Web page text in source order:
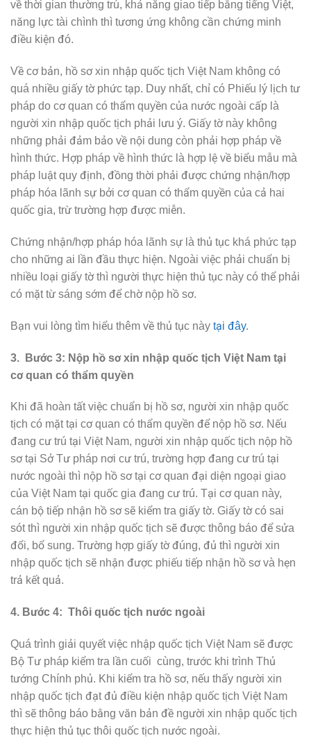
về thời gian thường trú, khả năng giao tiếp bằng tiếng Việt,
năng lực tài chình thì tương ứng không cần chứng minh
điều kiện đó.
Về cơ bản, hồ sơ xin nhập quốc tịch Việt Nam không có
quá nhiều giấy tờ phức tạp. Duy nhất, chỉ có Phiếu lý lịch tư
pháp do cơ quan có thẩm quyền của nước ngoài cấp là
người xin nhập quốc tịch phải lưu ý. Giấy tờ này không
những phải đảm bảo về nội dung còn phải hợp pháp về
hình thức. Hợp pháp về hình thức là hợp lệ về biểu mẫu mà
pháp luật quy định, đồng thời phải được chứng nhận/hợp
pháp hóa lãnh sự bởi cơ quan có thẩm quyền của cả hai
quốc gia, trừ trường hợp được miễn.
Chứng nhận/hợp pháp hóa lãnh sự là thủ tục khá phức tạp
cho những ai lần đầu thực hiện. Ngoài việc phải chuẩn bị
nhiều loại giấy tờ thì người thực hiện thủ tục này có thể phải
có mặt từ sáng sớm để chờ nộp hồ sơ.
Bạn vui lòng tìm hiểu thêm về thủ tục này tại đây.
3. Bước 3: Nộp hồ sơ xin nhập quốc tịch Việt Nam tại
cơ quan có thẩm quyền
Khi đã hoàn tất việc chuẩn bị hồ sơ, người xin nhập quốc
tịch có mặt tại cơ quan có thẩm quyền để nộp hồ sơ. Nếu
đang cư trú tại Việt Nam, người xin nhập quốc tịch nộp hồ
sơ tại Sở Tư pháp nơi cư trú, trường hợp đang cư trú tại
nước ngoài thì nộp hồ sơ tại cơ quan đại diện ngoại giao
của Việt Nam tại quốc gia đang cư trú. Tại cơ quan này,
cán bộ tiếp nhận hồ sơ sẽ kiểm tra giấy tờ. Giấy tờ có sai
sót thì người xin nhập quốc tịch sẽ được thông báo để sửa
đổi, bổ sung. Trường hợp giấy tờ đúng, đủ thì người xin
nhập quốc tịch sẽ nhận được phiếu tiếp nhận hồ sơ và hẹn
trả kết quả.
4. Bước 4: Thôi quốc tịch nước ngoài
Quá trình giải quyết việc nhập quốc tịch Việt Nam sẽ được
Bộ Tư pháp kiểm tra lần cuối cùng, trước khi trình Thủ
tướng Chính phủ. Khi kiểm tra hồ sơ, nếu thấy người xin
nhập quốc tịch đạt đủ điều kiện nhập quốc tịch Việt Nam
thì sẽ thông báo bằng văn bản đề người xin nhập quốc tịch
thực hiện thủ tục thôi quốc tịch nước ngoài.